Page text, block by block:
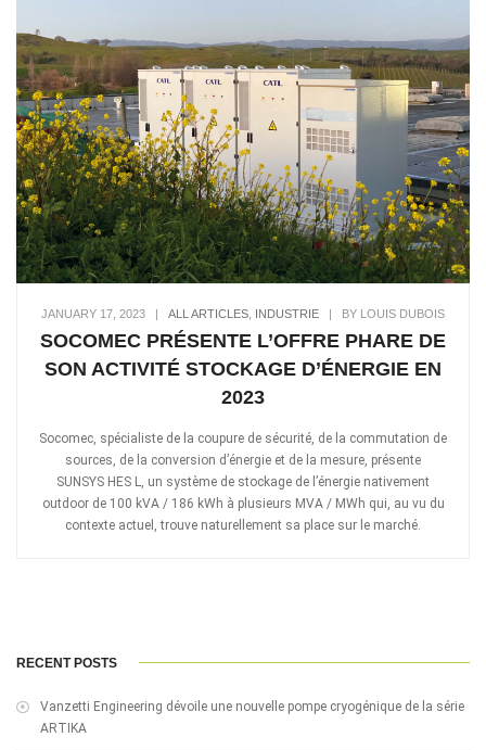
JANUARY 17, 2023 | ALL ARTICLES INDUSTRIE | BY LOUIS DUBOIS
SOCOMEC PRÉSENTE L’OFFRE PHARE DE
SON ACTIVITÉ STOCKAGE D’ÉNERGIE EN
2023
Socomec, spécialiste de la coupure de sécurité, de la commutation de
sources, de la conversion d’énergie et de la mesure, présente
SUNSYS HES L, un système de stockage de l’énergie nativement
outdoor de 100 kVA / 186 kWh à plusieurs MVA / MWh qui, au vu du
contexte actuel, trouve naturellement sa place sur le marché.
RECENT POSTS
Vanzetti Engineering dévoile une nouvelle pompe cryogénique de la série
ARTIKA